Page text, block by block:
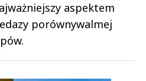
aspektem
porównywalmej